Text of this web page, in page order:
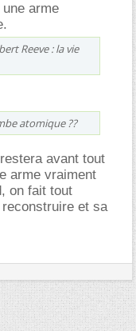
arme
Reeve : la vie
atomique ??
avant tout
arme vraiment
on fait tout
et sa